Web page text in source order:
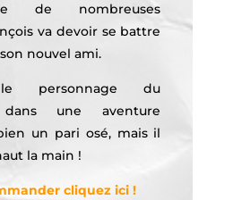
de nombreuses
va devoir se battre
nouvel ami.
le personnage du
dans une aventure
un pari osé, mais il
la main !
cliquez ici !